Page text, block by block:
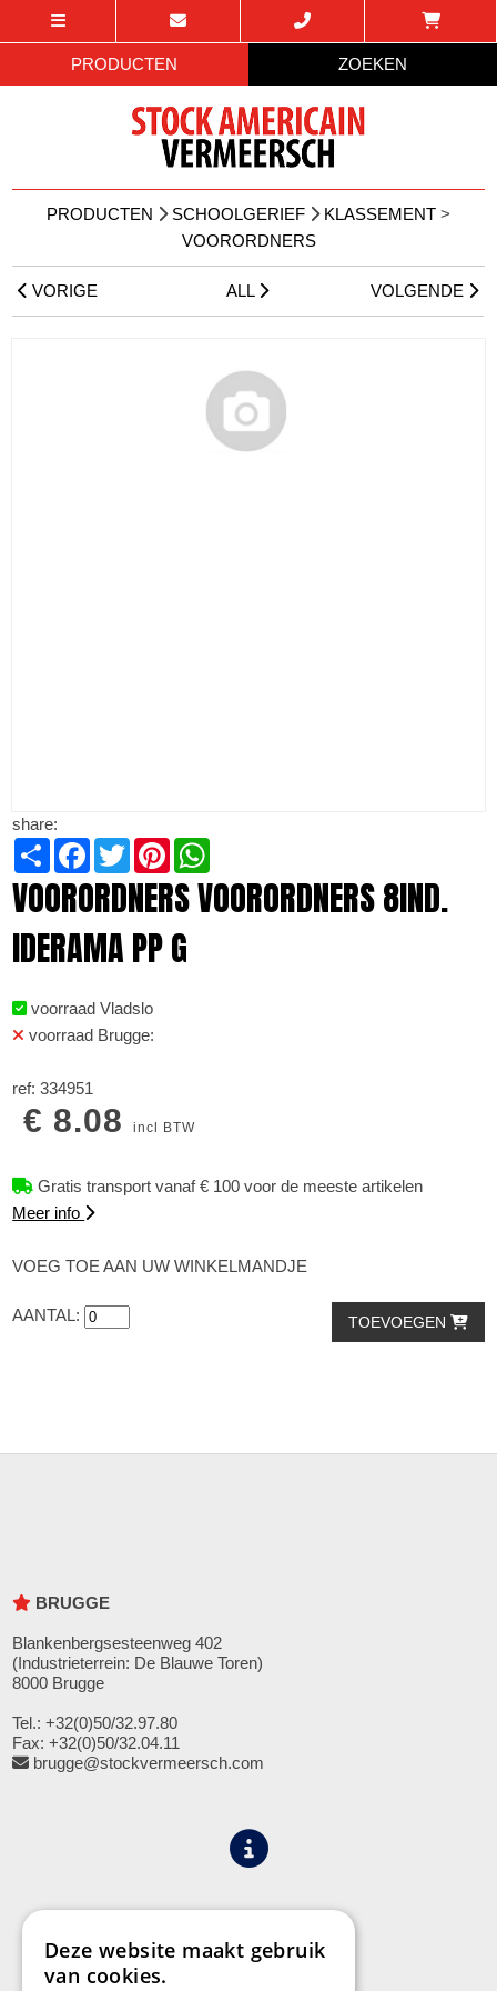
PRODUCTEN ZOEKEN
PRODUCTEN SCHOOLGERIEF KLASSEMENT >
VOORORDNERS
VORIGE ALL VOLGENDE
share:
Share Facebook
TwitterPinterest
VOORORDNERS VOORORDNERS 8IND.
IDERAMA PP G
voorraad Vladslo
voorraad Brugge:
ref: 334951
€ 8.08incl BTW
Gratis transport vanaf € 100 voor de meeste artikelen
Meer info
VOEG TOE AAN UW WINKELMANDJE
AANTAL: TOEVOEGEN
BRUGGE
Blankenbergsesteenweg 402
(Industrieterrein: De Blauwe Toren)
8000 Brugge
Tel.: +32(0)50/32.97.80
Fax: +32(0)50/32.04.11
brugge@stockvermeersch.com
Deze website maakt gebruik
van cookies.